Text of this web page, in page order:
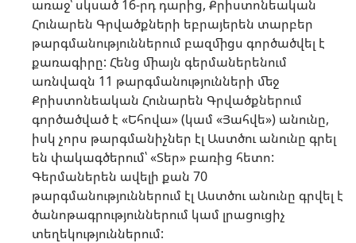
առաջ՝ սկսած 16-րդ դարից, Քրիստոնեական
Հունարեն Գրվածքների եբրայերեն տարբեր
թարգմանություններում բազմիցս գործածվել է
քառագիրը: Հենց միայն գերմաներենում
առնվազն 11 թարգմանությունների մեջ
Քրիստոնեական Հունարեն Գրվածքներում
գործածված է «Եհովա» (կամ «Յահվե») անունը,
իսկ չորս թարգմանիչներ էլ Աստծու անունը գրել
են փակագծերում՝ «Տեր» բառից հետո:
Գերմաներեն ավելի քան 70
թարգմանություններում էլ Աստծու անունը գրվել է
ծանոթագրություններում կամ լրացուցիչ
տեղեկություններում: